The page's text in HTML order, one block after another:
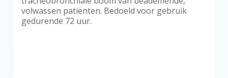
volwassen patiënten. Bedoeld voor gebruik
gedurende 72 uur.